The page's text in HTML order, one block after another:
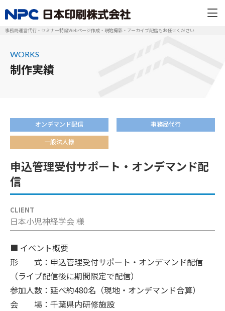
事務局運営代行・セミナー特設Webページ作成・現地撮影・アーカイブ配信もお任せください
WORKS
制作実績
オンデマンド配信 事務局代行
一般法人様
申込管理受付サポート・オンデマンド配
信
CLIENT
日本小児神経学会 様
■ イベント概要
形 式：申込管理受付サポート・オンデマンド配信
（ライブ配信後に期間限定で配信）
参加人数：延べ約480名（現地・オンデマンド合算）
会 場：千葉県内研修施設